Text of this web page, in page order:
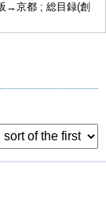
→京都 ; 総目録(創